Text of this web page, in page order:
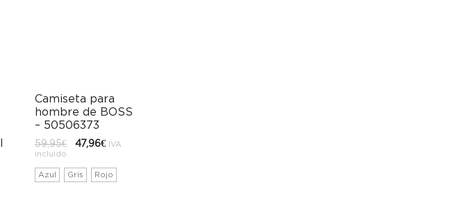
Camiseta para
hombre de BOSS
– 50506373
59,95€
El
precio
era:
59,95€.
47,96€El
es:
47,96€.
IVA
incluido
Azul Gris Rojo